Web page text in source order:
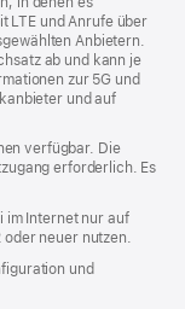
LTE und Anrufe über
Anbietern.
ab und kann je
zur 5G und
und auf
verfügbar. Die
erforderlich. Es
im Internet nur auf
oder neuer nutzen.
und